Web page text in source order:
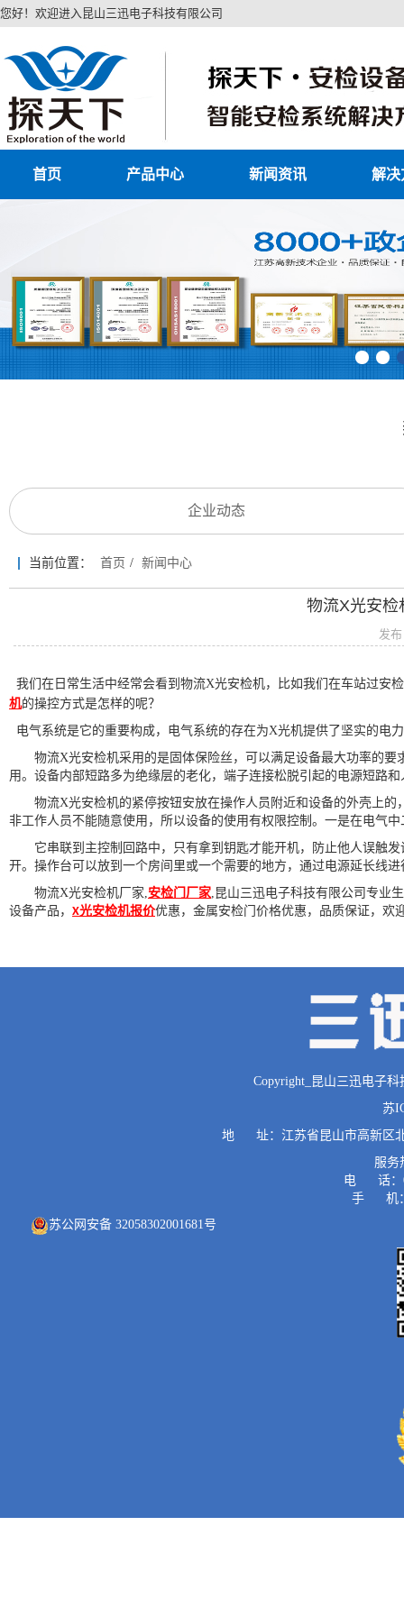
您好！欢迎进入昆山三迅电子科技有限公司
首页 产品中心 新闻资讯 解决
企业动态
当前位置： 首页 / 新闻中心
物流X光安检
发
我们在日常生活中经常会看到物流X光安检机，比如我们在车站过安
机的操控方式是怎样的呢？
电气系统是它的重要构成，电气系统的存在为X光机提供了坚实的电
物流X光安检机采用的是固体保险丝，可以满足设备最大功率的
用。设备内部短路多为绝缘层的老化，端子连接松脱引起的电源短路
物流X光安检机的紧停按钮安放在操作人员附近和设备的外壳上
非工作人员不能随意使用，所以设备的使用有权限控制。一是在电气
它串联到主控制回路中，只有拿到钥匙才能开机，防止他人误触发
开。操作台可以放到一个房间里或一个需要的地方，通过电源延长线
物流X光安检机厂家,安检门厂家,昆山三迅电子科技有限公司专业
设备产品， X光安检机报价优惠，金属安检门价格优惠，品质保证，欢
Copyright_昆山三迅电子科
苏
地 址：江苏省昆山市高新区北
服务
电 话：
手 机：
苏公网安备 32058302001681号